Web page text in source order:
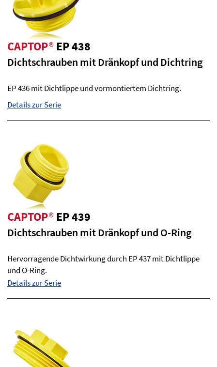
CAPTOP®EP 438
Dichtschrauben mit Dränkopf und Dichtring
EP 436 mit Dichtlippe und vormontiertem Dichtring.
Details zur Serie
CAPTOP®EP 439
Dichtschrauben mit Dränkopf und O-Ring
Hervorragende Dichtwirkung durch EP 437 mit Dichtlippe
und O-Ring.
Details zur Serie